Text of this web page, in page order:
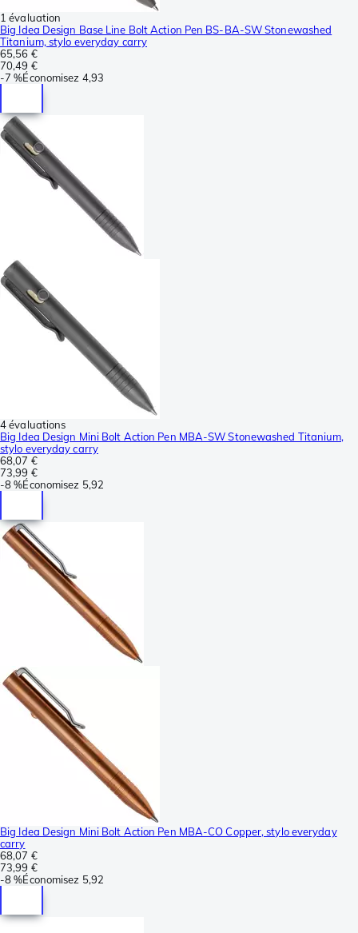
1 évaluation
Big Idea Design Base Line Bolt Action Pen BS-BA-SW Stonewashed
Titanium, stylo everyday carry
65,56 €
70,49 €
-7 %Économisez 4,93
4 évaluations
Big Idea Design Mini Bolt Action Pen MBA-SW Stonewashed Titanium,
stylo everyday carry
68,07 €
73,99 €
-8 %Économisez 5,92
Big Idea Design Mini Bolt Action Pen MBA-CO Copper, stylo everyday
carry
68,07 €
73,99 €
-8 %Économisez 5,92